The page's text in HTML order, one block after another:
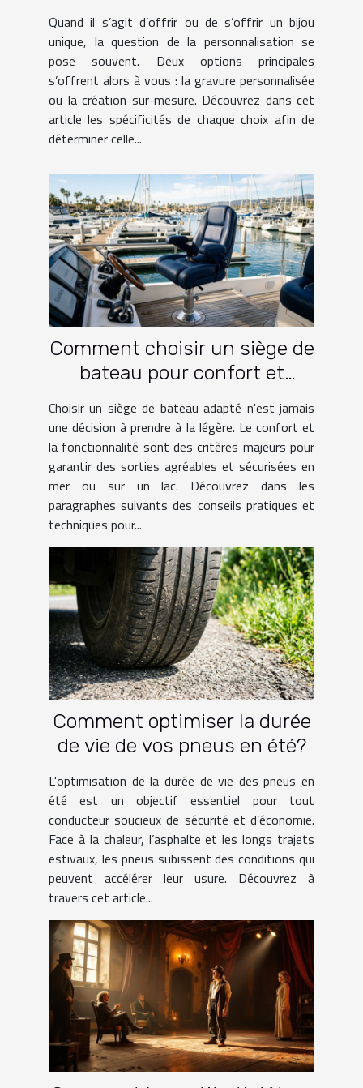
Quand il s’agit d’offrir ou de s’offrir un bijou
unique, la question de la personnalisation se
pose souvent. Deux options principales
s’offrent alors à vous : la gravure personnalisée
ou la création sur-mesure. Découvrez dans cet
article les spécificités de chaque choix afin de
déterminer celle...
Comment choisir un siège de
bateau pour confort et
fonctionnalité?
Choisir un siège de bateau adapté n'est jamais
une décision à prendre à la légère. Le confort et
la fonctionnalité sont des critères majeurs pour
garantir des sorties agréables et sécurisées en
mer ou sur un lac. Découvrez dans les
paragraphes suivants des conseils pratiques et
techniques pour...
Comment optimiser la durée
de vie de vos pneus en été?
L'optimisation de la durée de vie des pneus en
été est un objectif essentiel pour tout
conducteur soucieux de sécurité et d’économie.
Face à la chaleur, l’asphalte et les longs trajets
estivaux, les pneus subissent des conditions qui
peuvent accélérer leur usure. Découvrez à
travers cet article...